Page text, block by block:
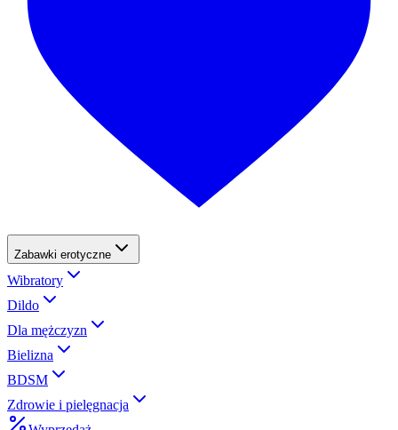
Zabawki erotyczne
Wibratory
Dildo
Dla mężczyzn
Bielizna
BDSM
Zdrowie i pielęgnacja